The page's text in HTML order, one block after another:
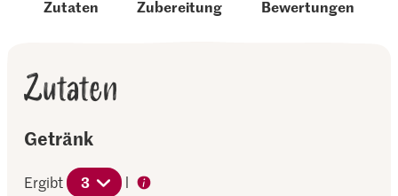
Zutaten Zubereitung Bewertungen
Zutaten
Getränk
Ergibt 3 l